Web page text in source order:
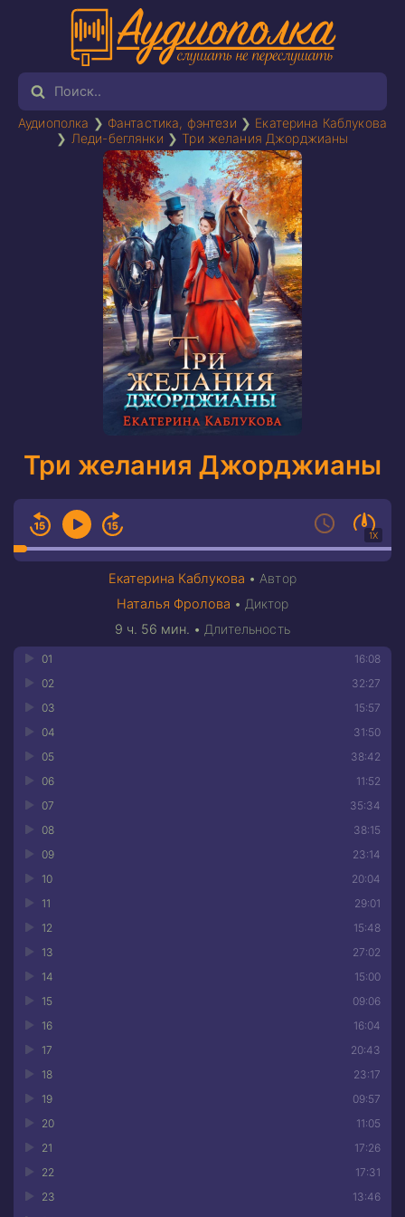
Аудиополка ❯ Фантастика, фэнтези ❯ Екатерина Каблукова
❯ Леди-беглянки ❯ Три желания Джорджианы
Три желания Джорджианы
1X
Екатерина Каблукова • Автор
Наталья Фролова • Диктор
9 ч. 56 мин. • Длительность
16:08
01
32:27
02
15:57
03
31:50
04
38:42
05
11:52
06
35:34
07
38:15
08
23:14
09
20:04
10
29:01
11
15:48
12
27:02
13
15:00
14
09:06
15
16:04
16
20:43
17
23:17
18
09:57
19
11:05
20
17:26
21
17:31
22
13:46
23